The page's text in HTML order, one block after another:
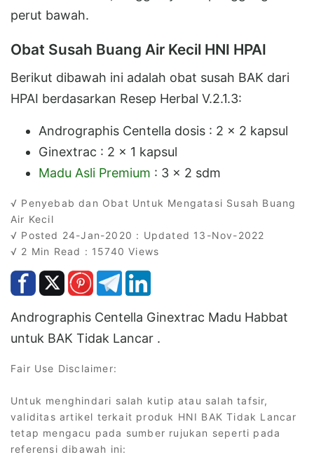
perut bawah.
Obat Susah Buang Air Kecil HNI HPAI
Berikut dibawah ini adalah obat susah BAK dari
HPAI berdasarkan Resep Herbal V.2.1.3:
Andrographis Centella dosis : 2 x 2 kapsul
Ginextrac : 2 x 1 kapsul
Madu Asli Premium : 3 x 2 sdm
√ Penyebab dan Obat Untuk Mengatasi Susah Buang
Air Kecil
√ Posted 24-Jan-2020 : Updated 13-Nov-2022
√ 2 Min Read : 15740 Views
Andrographis Centella Ginextrac Madu Habbat
untuk BAK Tidak Lancar .
Fair Use Disclaimer:
Untuk menghindari salah kutip atau salah tafsir,
validitas artikel terkait produk HNI BAK Tidak Lancar
tetap mengacu pada sumber rujukan seperti pada
referensi dibawah ini: